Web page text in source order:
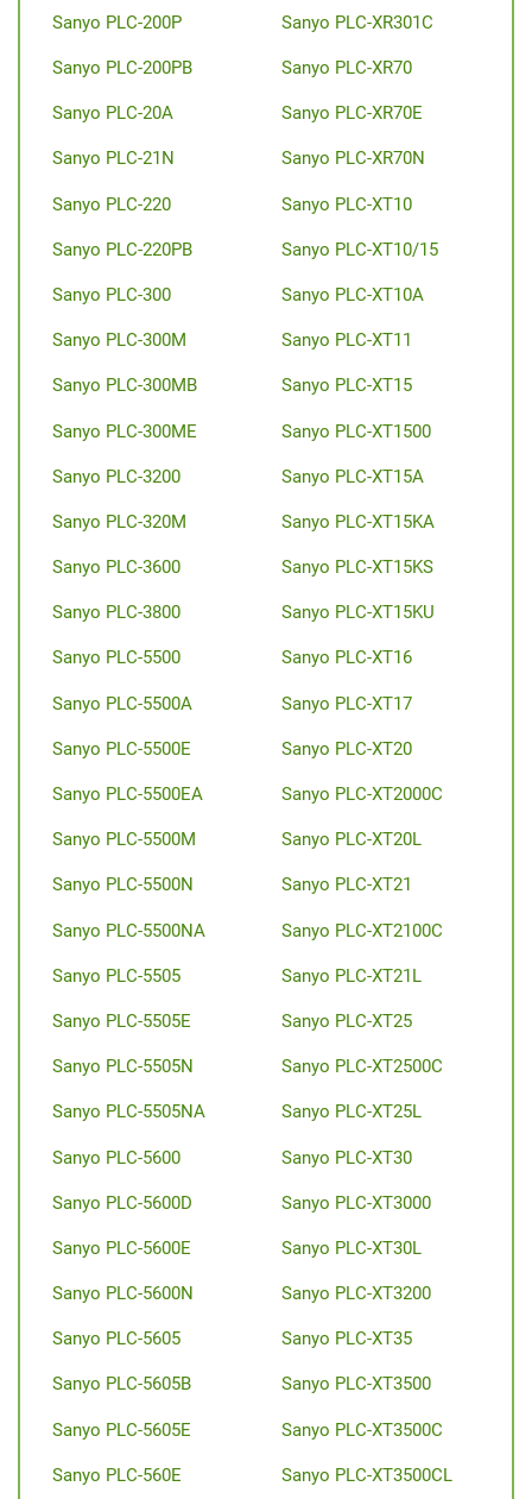
Sanyo PLC-200P
Sanyo PLC-200PB
Sanyo PLC-20A
Sanyo PLC-21N
Sanyo PLC-220
Sanyo PLC-220PB
Sanyo PLC-300
Sanyo PLC-300M
Sanyo PLC-300MB
Sanyo PLC-300ME
Sanyo PLC-3200
Sanyo PLC-320M
Sanyo PLC-3600
Sanyo PLC-3800
Sanyo PLC-5500
Sanyo PLC-5500A
Sanyo PLC-5500E
Sanyo PLC-5500EA
Sanyo PLC-5500M
Sanyo PLC-5500N
Sanyo PLC-5500NA
Sanyo PLC-5505
Sanyo PLC-5505E
Sanyo PLC-5505N
Sanyo PLC-5505NA
Sanyo PLC-5600
Sanyo PLC-5600D
Sanyo PLC-5600E
Sanyo PLC-5600N
Sanyo PLC-5605
Sanyo PLC-5605B
Sanyo PLC-5605E
Sanyo PLC-560E
Sanyo PLC-XR301C
Sanyo PLC-XR70
Sanyo PLC-XR70E
Sanyo PLC-XR70N
Sanyo PLC-XT10
Sanyo PLC-XT10/15
Sanyo PLC-XT10A
Sanyo PLC-XT11
Sanyo PLC-XT15
Sanyo PLC-XT1500
Sanyo PLC-XT15A
Sanyo PLC-XT15KA
Sanyo PLC-XT15KS
Sanyo PLC-XT15KU
Sanyo PLC-XT16
Sanyo PLC-XT17
Sanyo PLC-XT20
Sanyo PLC-XT2000C
Sanyo PLC-XT20L
Sanyo PLC-XT21
Sanyo PLC-XT2100C
Sanyo PLC-XT21L
Sanyo PLC-XT25
Sanyo PLC-XT2500C
Sanyo PLC-XT25L
Sanyo PLC-XT30
Sanyo PLC-XT3000
Sanyo PLC-XT30L
Sanyo PLC-XT3200
Sanyo PLC-XT35
Sanyo PLC-XT3500
Sanyo PLC-XT3500C
Sanyo PLC-XT3500CL